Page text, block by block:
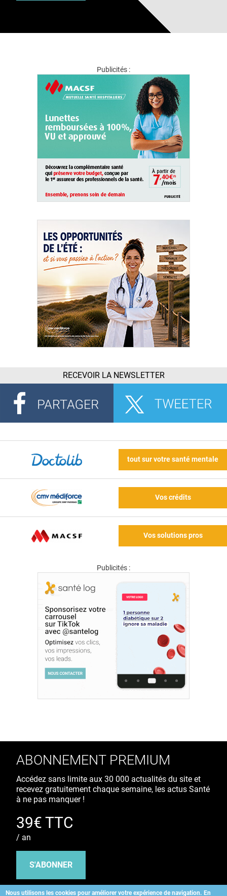
Publicités :
RECEVOIR LA NEWSLETTER
tout sur votre santé mentale
Vos crédits
Vos solutions pros
Publicités :
Nous utilisons les cookies pour améliorer votre expérience de navigation. En
ABONNEMENT PREMIUM
Accédez sans limite aux 30 000 actualités du site et
recevez gratuitement chaque semaine, les actus Santé
à ne pas manquer !
39€ TTC
/ an
S'ABONNER